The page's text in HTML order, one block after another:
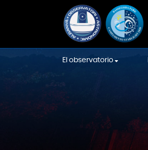
El observatorio
Equipamiento
La construcción